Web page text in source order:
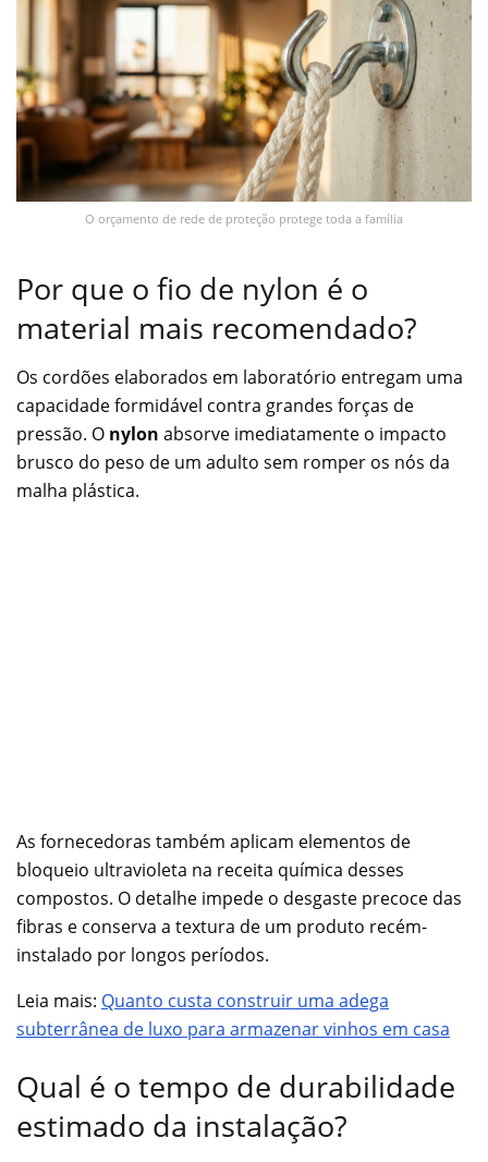
O orçamento de rede de proteção protege toda a família
Por que o fio de nylon é o
material mais recomendado?
Os cordões elaborados em laboratório entregam uma
capacidade formidável contra grandes forças de
pressão. O nylon absorve imediatamente o impacto
brusco do peso de um adulto sem romper os nós da
malha plástica.
As fornecedoras também aplicam elementos de
bloqueio ultravioleta na receita química desses
compostos. O detalhe impede o desgaste precoce das
fibras e conserva a textura de um produto recém-
instalado por longos períodos.
Leia mais: Quanto custa construir uma adega
subterrânea de luxo para armazenar vinhos em casa
Qual é o tempo de durabilidade
estimado da instalação?